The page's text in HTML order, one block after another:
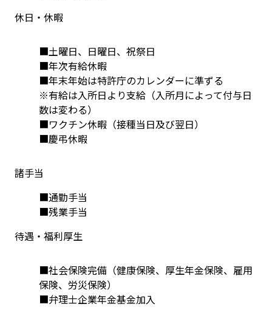
休日・休暇
■土曜日、日曜日、祝祭日
■年次有給休暇
■年末年始は特許庁のカレンダーに準ずる
※有給は入所日より支給（入所月によって付与日
数は変わる）
■ワクチン休暇（接種当日及び翌日）
■慶弔休暇
諸手当
■通勤手当
■残業手当
待遇・福利厚生
■社会保険完備（健康保険、厚生年金保険、雇用
保険、労災保険）
■弁理士企業年金基金加入